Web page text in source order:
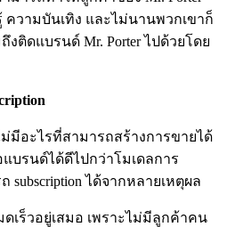
ความบันเทิง และไม่นานพวกเขาก็
ติดแบรนด์ Mr. Porter ไปด้วยโดย
มีอะไรที่สามารถสร้างการขายได้
บรนด์ได้ดีไปกว่าโมเดลการ
subscription ได้จากหลายเหตุผล
เร็วอยู่เสมอ เพราะไม่มีลูกค้าคน